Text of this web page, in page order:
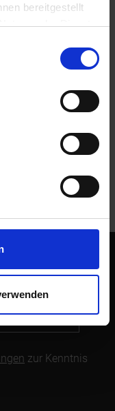
bereitgestellt
der Dienste
nutzen.
Dieser Artikel ist
und verpassen
zur Kenntnis